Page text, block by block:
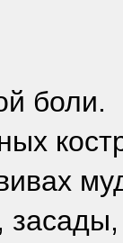
боли.